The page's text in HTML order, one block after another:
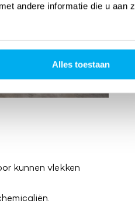
andere informatie die u aan
Alles toestaan
kunnen vlekken